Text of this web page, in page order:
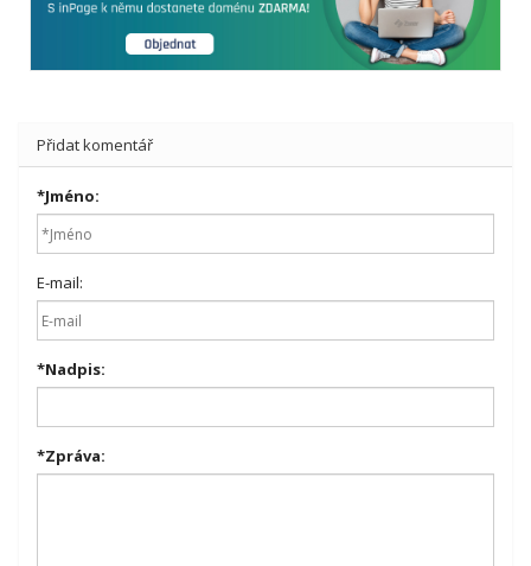
Přidat komentář
*Jméno:
E-mail:
*Nadpis:
*Zpráva: